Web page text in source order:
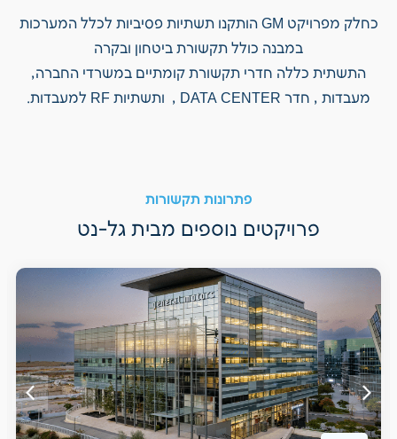
כחלק מפרויקט GM הותקנו תשתיות פסיביות לכלל המערכות
במבנה כולל תקשורת ביטחון ובקרה
התשתית כללה חדרי תקשורת קומתיים במשרדי החברה,
מעבדות , חדר DATA CENTER , ותשתיות RF למעבדות.
פתרונות תקשורות
פרויקטים נוספים מבית גל-נט